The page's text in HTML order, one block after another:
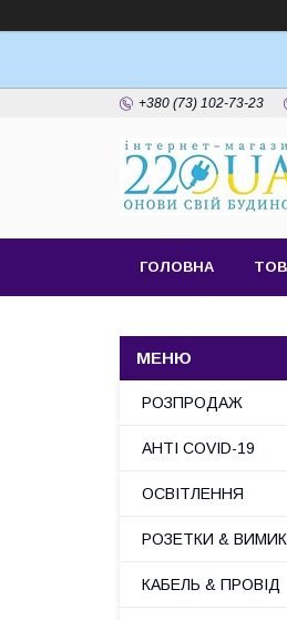
+380 (73) 102-73-23
ГОЛОВНА
РОЗПРОДАЖ
АНТІ COVID-19
ОСВІТЛЕННЯ
РОЗЕТКИ &
КАБЕЛЬ & ПРОВІД